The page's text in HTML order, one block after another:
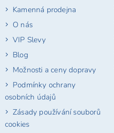
Kamenná prodejna
O nás
VIP Slevy
Blog
Možnosti a ceny dopravy
Podmínky ochrany
osobních údajů
Zásady používání souborů
cookies